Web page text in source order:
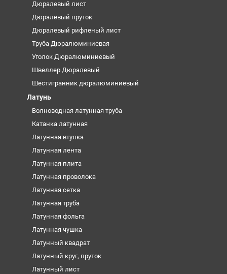
Дюралевый лист
Дюралевый пруток
Дюралевый рифленый лист
Труба Дюралюминиевая
Уголок Дюралюминиевый
Швеллер Дюралевый
Шестигранник дюралюминиевый
Латунь
Волноводная латунная труба
Катанка латунная
Латунная втулка
Латунная лента
Латунная плита
Латунная проволока
Латунная сетка
Латунная труба
Латунная фольга
Латунная чушка
Латунный квадрат
Латунный круг, пруток
Латунный лист